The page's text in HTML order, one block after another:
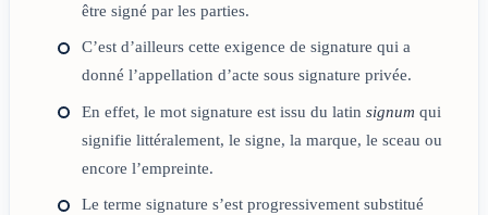
être signé par les parties.
C’est d’ailleurs cette exigence de signature qui a
donné l’appellation d’acte sous signature privée.
En effet, le mot signature est issu du latinsignum qui
signifie littéralement, le signe, la marque, le sceau ou
encore l’empreinte.
Le terme signature s’est progressivement substitué